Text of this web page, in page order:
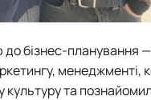
бізнес-планування
менеджменті,
та